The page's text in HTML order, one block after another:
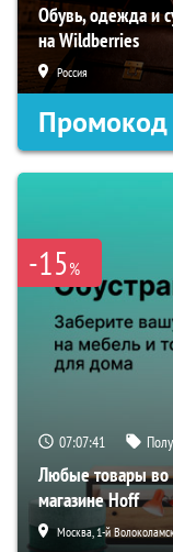
Обувь, одежда и
на Wildberries
Россия
Промокод
-15%
07:07:40
Любые товары во
магазине Hoff
Москва, 1-й